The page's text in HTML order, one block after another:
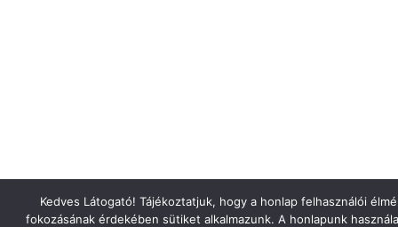
Kedves Látogató! Tájékoztatjuk, hogy a honlap felhasználói
fokozásának érdekében sütiket alkalmazunk. A honlapunk